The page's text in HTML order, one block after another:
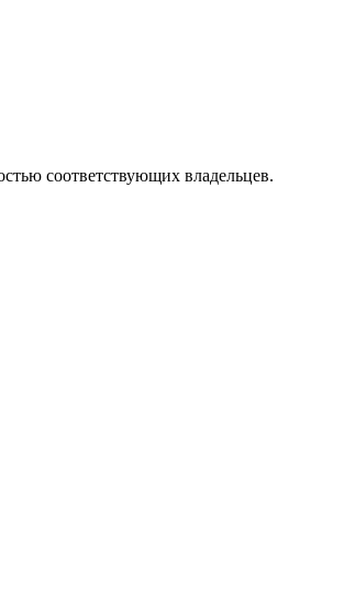
соответствующих владельцев.